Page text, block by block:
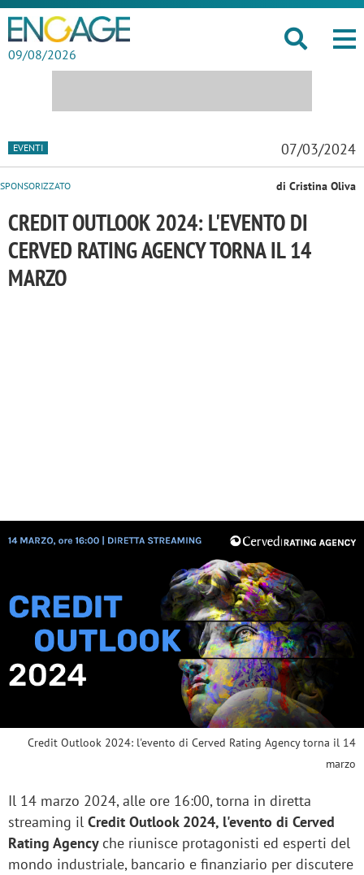
09/08/2026
EVENTI 07/03/2024
SPONSORIZZATO di Cristina Oliva
CREDIT OUTLOOK 2024: L'EVENTO DI
CERVED RATING AGENCY TORNA IL 14
MARZO
Credit Outlook 2024: l'evento di Cerved Rating Agency torna il 14
marzo
Il 14 marzo 2024, alle ore 16:00, torna in diretta
streaming il Credit Outlook 2024, l'evento di Cerved
Rating Agency che riunisce protagonisti ed esperti del
mondo industriale, bancario e finanziario per discutere